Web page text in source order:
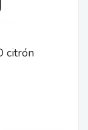
citrón